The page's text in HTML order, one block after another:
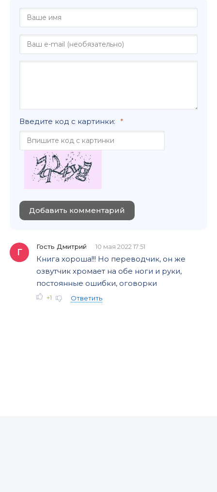
Введите код с картинки:
Добавить комментарий
Г
Гость Дмитрий 10 мая 2022 17:51
Книга хороша!!! Но переводчик, он же
озвутчик хромает на обе ноги и руки,
постоянные ошибки, оговорки
+1 Ответить